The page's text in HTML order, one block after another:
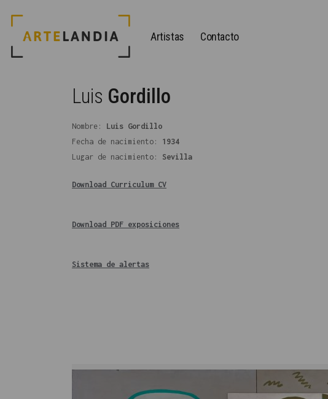
Artistas Contacto
Luis Gordillo
Nombre: Luis Gordillo
Fecha de nacimiento: 1934
Lugar de nacimiento: Sevilla
Download Curriculum CV
Download PDF exposiciones
Sistema de alertas